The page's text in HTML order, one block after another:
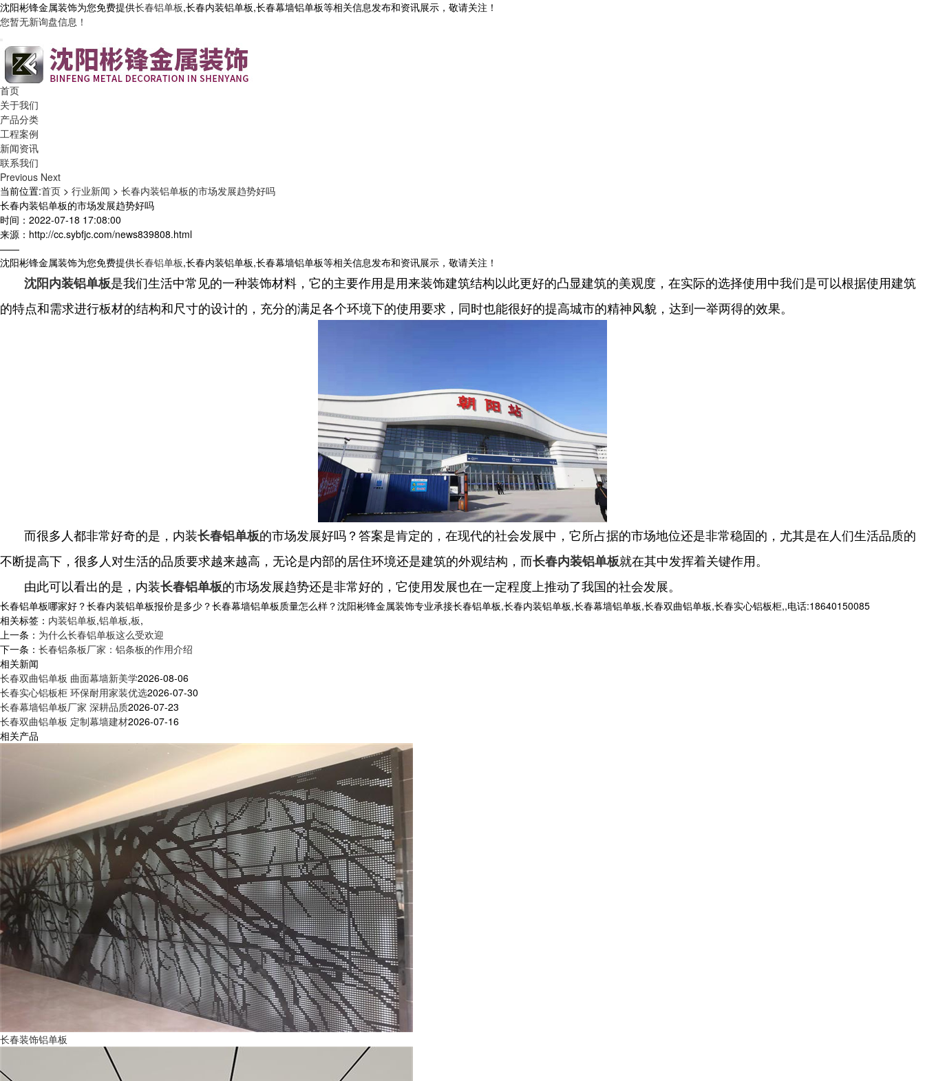
沈阳彬锋金属装饰为您免费提供长春铝单板,长春内装铝单板,长春幕墙铝单板等相关信息发布和资讯展示，敬请关注！
您暂无新询盘信息！
首页
关于我们
产品分类
工程案例
新闻资讯
联系我们
Previous Next
当前位置:首页 > 行业新闻 > 长春内装铝单板的市场发展趋势好吗
长春内装铝单板的市场发展趋势好吗
时间：2022-07-18 17:08:00
来源：http://cc.sybfjc.com/news839808.html
——
沈阳彬锋金属装饰为您免费提供长春铝单板,长春内装铝单板,长春幕墙铝单板等相关信息发布和资讯展示，敬请关注！
沈阳内装铝单板是我们生活中常见的一种装饰材料，它的主要作用是用来装饰建筑结构以此更好的凸显建筑的美观度，在实际的选择使用中我们是可以根据使用建筑
的特点和需求进行板材的结构和尺寸的设计的，充分的满足各个环境下的使用要求，同时也能很好的提高城市的精神风貌，达到一举两得的效果。
而很多人都非常好奇的是，内装长春铝单板的市场发展好吗？答案是肯定的，在现代的社会发展中，它所占据的市场地位还是非常稳固的，尤其是在人们生活品质的
不断提高下，很多人对生活的品质要求越来越高，无论是内部的居住环境还是建筑的外观结构，而长春内装铝单板就在其中发挥着关键作用。
由此可以看出的是，内装长春铝单板的市场发展趋势还是非常好的，它使用发展也在一定程度上推动了我国的社会发展。
长春铝单板哪家好？长春内装铝单板报价是多少？长春幕墙铝单板质量怎么样？沈阳彬锋金属装饰专业承接长春铝单板,长春内装铝单板,长春幕墙铝单板,长春双曲铝单板,长春实心铝板柜,,电话:18640150085
相关标签： 内装铝单板,铝单板,板,
上一条： 为什么长春铝单板这么受欢迎
下一条： 长春铝条板厂家：铝条板的作用介绍
相关新闻
长春双曲铝单板 曲面幕墙新美学2026-08-06
长春实心铝板柜 环保耐用家装优选2026-07-30
长春幕墙铝单板厂家 深耕品质2026-07-23
长春双曲铝单板 定制幕墙建材2026-07-16
相关产品
长春装饰铝单板